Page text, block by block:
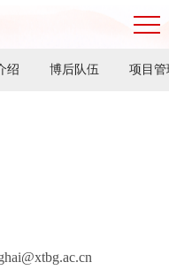
绍 博后队伍 项目管